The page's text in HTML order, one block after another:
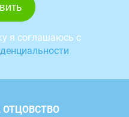
я соглашаюсь с
ОТЦОВСТВО